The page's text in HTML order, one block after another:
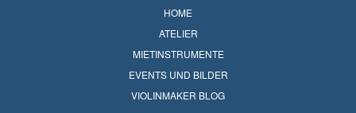
HOME
ATELIER
MIETINSTRUMENTE
EVENTS UND BILDER
VIOLINMAKER BLOG